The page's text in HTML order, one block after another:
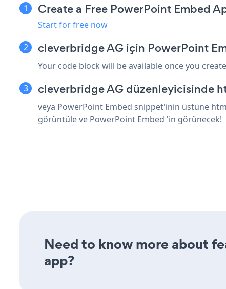
Create a Free PowerPoint Embed
Start for free now
cleverbridge AG için PowerPoint
Your code block will be available once you
cleverbridge AG düzenleyicisinde
veya PowerPoint Embed snippet'inin üstüne
görüntüle ve PowerPoint Embed 'in görünecek!
Need to know more about
app?